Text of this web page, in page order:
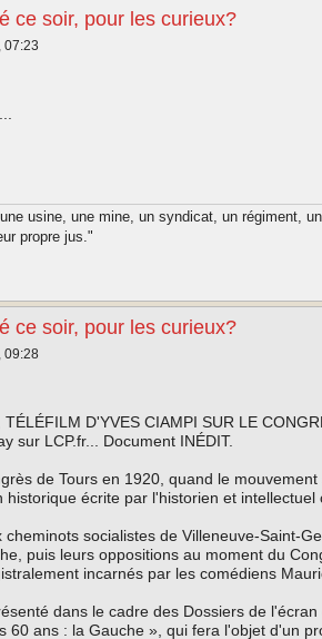
ce soir, pour les curieux?
07:23
usine, une mine, un syndicat, un régiment,
propre jus."
ce soir, pour les curieux?
09:28
D'YVES CIAMPI SUR LE
sur LCP.fr... Document INÉDIT.
de Tours en 1920, quand le
écrite par l'historien et
socialistes de Villeneuve-Saint-
puis leurs oppositions au moment du
incarnés par les comédiens
dans le cadre des Dossiers de
60 ans : la Gauche », qui fera l'objet d'un